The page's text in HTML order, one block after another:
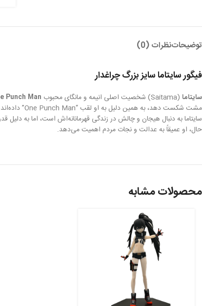
توضیحاتنظرات (0)
فیگور سایتاما سایز بزرگ چراغدار
سایتاما (Saitama) شخصیت اصلی انیمه و مانگای محبوب Punch Man
مشت شکست دهد، به همین دلیل به او لقب “One Punch Man” داده‌اند.
سایتاما به دنبال هیجان و چالش در زندگی قهرمانانه‌اش است، اما
حال، او عمیقاً به عدالت و نجات مردم اهمیت می‌دهد.
محصولات مشابه